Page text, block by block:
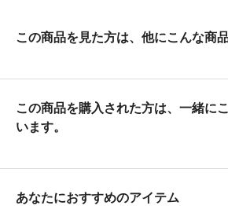
この商品を見た方は、他にこんな商
この商品を購入された方は、一緒に
います。
あなたにおすすめのアイテム